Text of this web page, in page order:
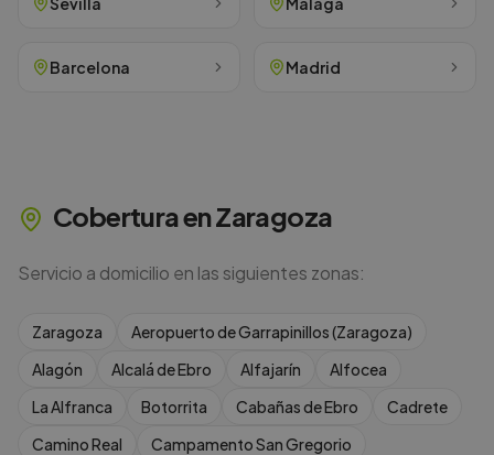
Barcelona Madrid
Cobertura enZaragoza
Servicio a domicilio en las siguientes zonas:
Zaragoza
Aeropuerto de Garrapinillos (Zaragoza)
Alagón
Alcalá de Ebro Alfajarín
Alfocea
La Alfranca
Botorrita Cabañas de Ebro
Cadrete
Camino Real
Campamento San Gregorio